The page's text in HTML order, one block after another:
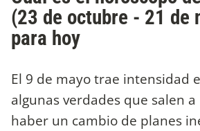
(23 de octubre - 21 de
para hoy
El 9 de mayo trae intensidad
algunas verdades que salen a
haber un cambio de planes